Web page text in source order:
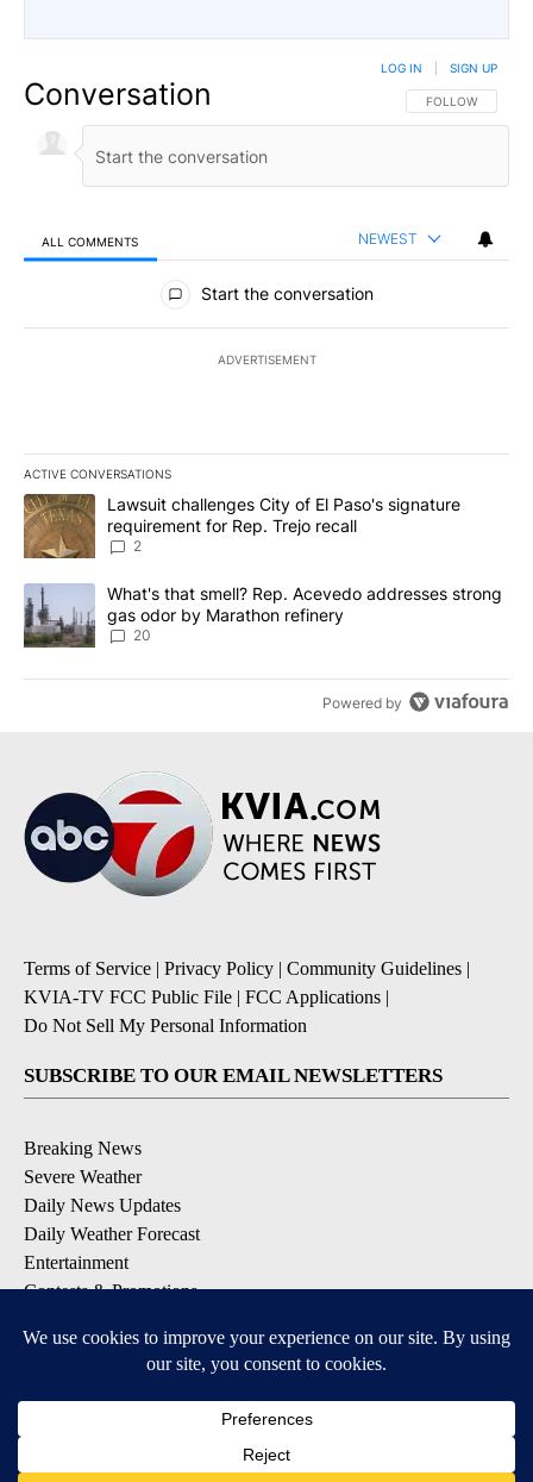
Conversation FOLLOW THIS
FOLLOW
LOG IN SIGN UP
ALL COMMENTS NEWEST
All Comments
Start the conversation
ADVERTISEMENT
ACTIVE CONVERSATIONS
The following is a list of the most commented articles in the last
A trending article titled "Lawsuit challenges City of El Paso's
Lawsuit challenges City of El Paso's signature
requirement for Rep. Trejo recall
2
A trending article titled "What's that smell? Rep. Acevedo
What's that smell? Rep. Acevedo addresses strong
gas odor by Marathon refinery
20
Powered by
Terms of Service | Privacy Policy | Community Guidelines |
KVIA-TV FCC Public File | FCC Applications |
Do Not Sell My Personal Information
SUBSCRIBE TO OUR EMAIL NEWSLETTERS
Breaking News
Severe Weather
Daily News Updates
Daily Weather Forecast
Entertainment
Contests & Promotions
DOWNLOAD OUR APPS
Available for iOS and Android